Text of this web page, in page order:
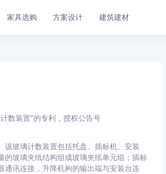
家具选购 方案设计 建筑建材
数装置”的专利，授权公告号
该玻璃计数装置包括托盘、插标机、安装
的玻璃夹纸结构组成玻璃夹纸单元组；插标
通讯连接，升降机构的输出端与安装台连